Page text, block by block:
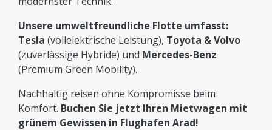
Unsere umweltfreundliche Flotte umfasst:
Tesla (vollelektrische Leistung), Toyota & Volvo
(zuverlässige Hybride) und Mercedes-Benz
(Premium Green Mobility).
Nachhaltig reisen ohne Kompromisse beim
Komfort. Buchen Sie jetzt Ihren Mietwagen mit
grünem Gewissen in Flughafen Arad!